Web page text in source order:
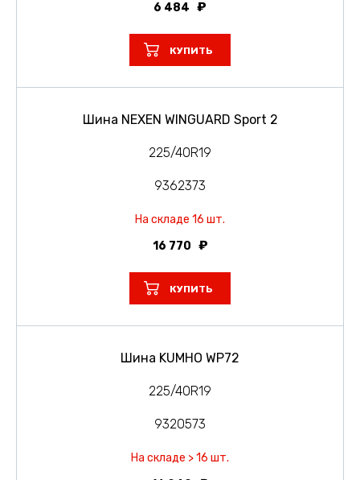
6 484
КУПИТЬ
Шина NEXEN WINGUARD Sport 2
225/40R19
9362373
На складе 16 шт.
16 770
КУПИТЬ
Шина KUMHO WP72
225/40R19
9320573
На складе > 16 шт.